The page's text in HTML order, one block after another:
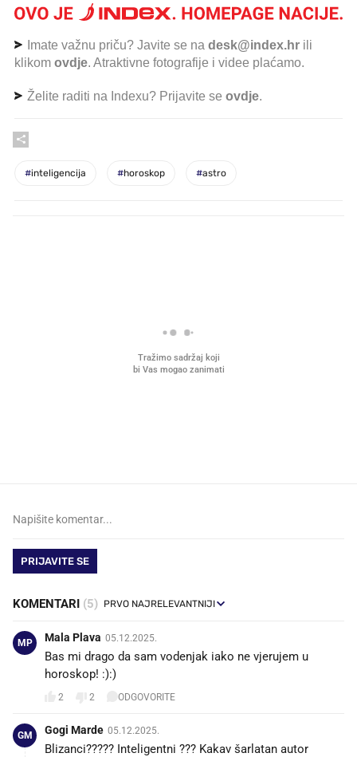
Imate važnu priču? Javite se na desk@index.hr ili
klikom ovdje. Atraktivne fotografije i videe plaćamo.
Želite raditi na Indexu? Prijavite se ovdje.
#inteligencija #horoskop #astro
PRIJAVITE SE
KOMENTARI (5)
MP Mala Plava 05.12.2025.
Bas mi drago da sam vodenjak iako ne vjerujem u
horoskop! :):)
2 2 ODGOVORITE
GM Gogi Marde 05.12.2025.
Blizanci????? Inteligentni ??? Kakav šarlatan autor